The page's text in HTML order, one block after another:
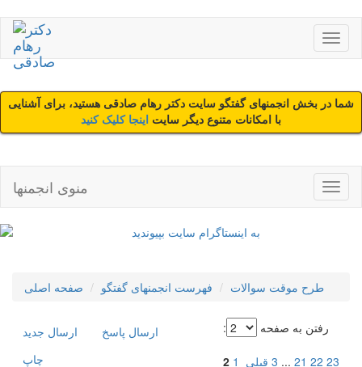
شما در بخش انجمنهای گفتگو سایت دکتر رهام صادقی هستید، برای آشنایی
با امکانات متنوع دیگر سایت اینجا کلیک کنید
منوی انجمنها
صفحه اصلی فهرست انجمنهای گفتگو طرح موقت سوالات
ارسال جديد
ارسال پاسخ
چاپ
رفتن به صفحه :
قبلی 1
2 3 ...21 22 23